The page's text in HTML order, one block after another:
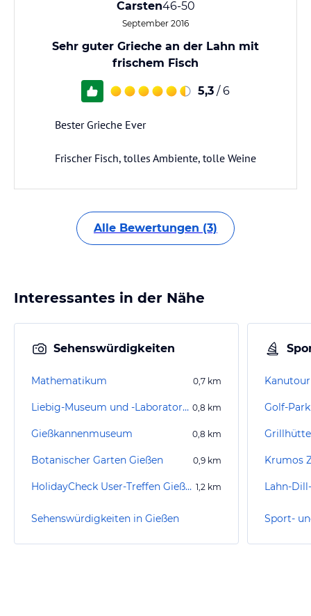
Carsten46-50
September 2016
Sehr guter Grieche an der Lahn mit
frischem Fisch
5,3 / 6
Bester Grieche Ever
Frischer Fisch, tolles Ambiente, tolle Weine
Alle Bewertungen (3)
Interessantes in der Nähe
Sehenswürdigkeiten
Mathematikum 0,7 km
Liebig-Museum und -Laboratorium 0,8 km
Gießkannenmuseum 0,8 km
Botanischer Garten Gießen 0,9 km
HolidayCheck User-Treffen Gießen 2007 1,2 km
Sehenswürdigkeiten in Gießen
Golf-
Grillhütte
Krumos
Lahn-
Sport-